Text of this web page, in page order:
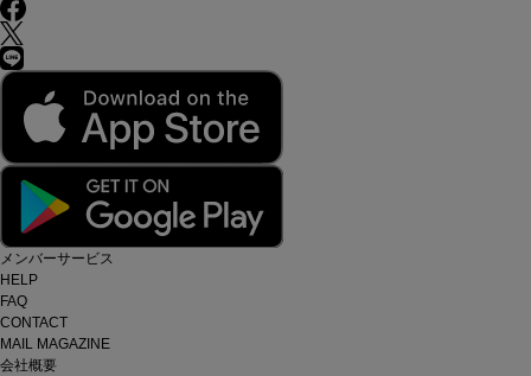
メンバーサービス
HELP
FAQ
CONTACT
MAIL MAGAZINE
会社概要